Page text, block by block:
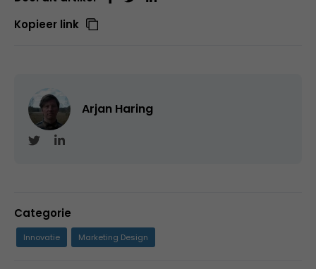
Kopieer link
Arjan Haring
Categorie
Innovatie Marketing Design